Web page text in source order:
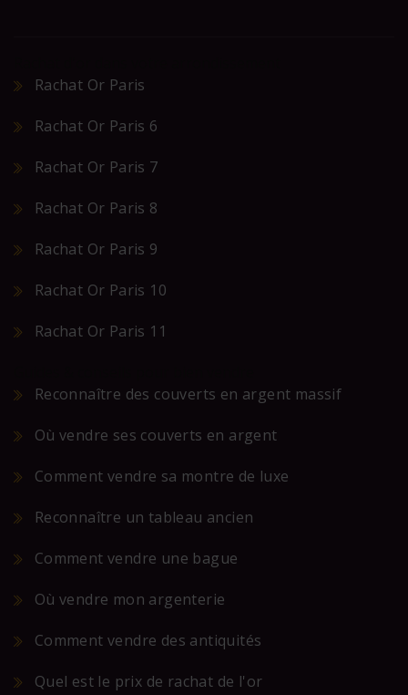
Rachat Or Paris
Rachat Or Paris 6
Rachat Or Paris 7
Rachat Or Paris 8
Rachat Or Paris 9
Rachat Or Paris 10
Rachat Or Paris 11
Reconnaître des couverts en argent massif
Où vendre ses couverts en argent
Comment vendre sa montre de luxe
Reconnaître un tableau ancien
Comment vendre une bague
Où vendre mon argenterie
Comment vendre des antiquités
Quel est le prix de rachat de l'or